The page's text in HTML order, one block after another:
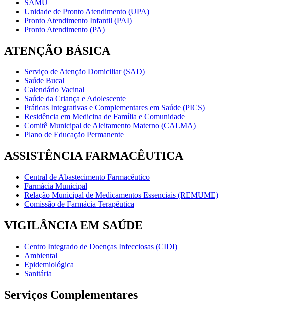
SAMU
Unidade de Pronto Atendimento (UPA)
Pronto Atendimento Infantil (PAI)
Pronto Atendimento (PA)
ATENÇÃO BÁSICA
Serviço de Atenção Domiciliar (SAD)
Saúde Bucal
Calendário Vacinal
Saúde da Criança e Adolescente
Práticas Integrativas e Complementares em Saúde (PICS)
Residência em Medicina de Família e Comunidade
Comitê Municipal de Aleitamento Materno (CALMA)
Plano de Educação Permanente
ASSISTÊNCIA FARMACÊUTICA
Central de Abastecimento Farmacêutico
Farmácia Municipal
Relação Municipal de Medicamentos Essenciais (REMUME)
Comissão de Farmácia Terapêutica
VIGILÂNCIA EM SAÚDE
Centro Integrado de Doenças Infecciosas (CIDI)
Ambiental
Epidemiológica
Sanitária
Serviços Complementares